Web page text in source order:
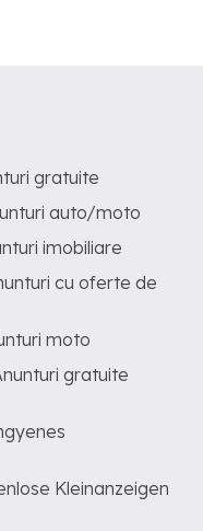
gratuite
auto/moto
imobiliare
cu oferte de
moto
gratuite
Kleinanzeigen